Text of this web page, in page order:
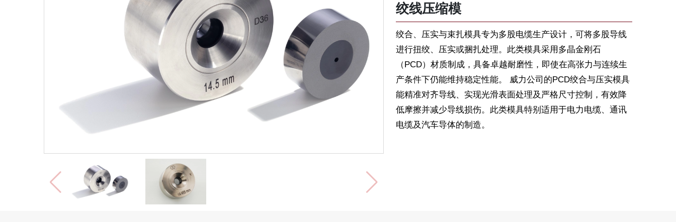
绞线压缩模
绞合、压实与束扎模具专为多股电缆生产设计，可将多股导线
进行扭绞、压实或捆扎处理。此类模具采用多晶金刚石
（PCD）材质制成，具备卓越耐磨性，即使在高张力与连续生
产条件下仍能维持稳定性能。 威力公司的PCD绞合与压实模具
能精准对齐导线、实现光滑表面处理及严格尺寸控制，有效降
低摩擦并减少导线损伤。此类模具特别适用于电力电缆、通讯
电缆及汽车导体的制造。